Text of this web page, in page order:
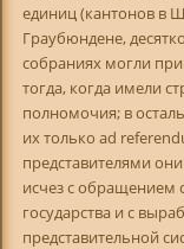
единиц (кантонов в
Граубюндене,
собраниях могли
тогда, когда имели
полномочия; в
их только ad
представителями
исчез с обращением
государства и с
представительной